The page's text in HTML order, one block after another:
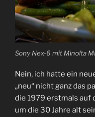
Sony Nex-6 mit Minolta
Nein, ich hatte ein
„neu“ nicht ganz das
die 1979 erstmals auf
um die 30 Jahre alt